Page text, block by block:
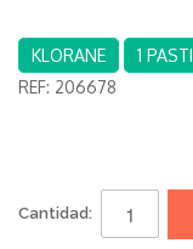
KLORANE
1
REF: 206678
Cantidad: